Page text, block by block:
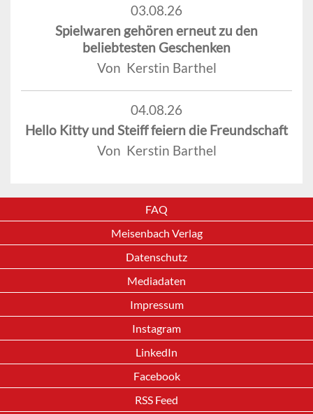
03.08.26
Spielwaren gehören erneut zu den
beliebtesten Geschenken
Von Kerstin Barthel
04.08.26
Hello Kitty und Steiff feiern die Freundschaft
Von Kerstin Barthel
FAQ
Meisenbach Verlag
Datenschutz
Mediadaten
Impressum
Instagram
LinkedIn
Facebook
RSS Feed